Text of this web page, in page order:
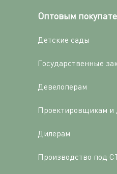
Оптовым
Детские сады
Государственные
Девелоперам
Проектировщикам и
Дилерам
Производство под